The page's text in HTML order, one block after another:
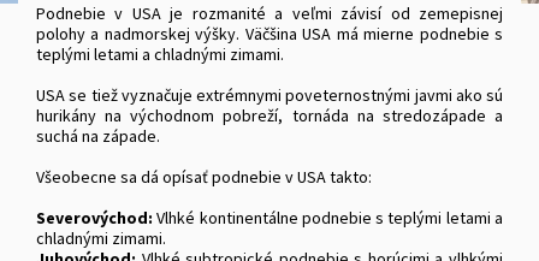
Podnebie v USA je rozmanité a veľmi závisí od zemepisnej
polohy a nadmorskej výšky. Väčšina USA má mierne podnebie s
teplými letami a chladnými zimami.
USA se tiež vyznačuje extrémnymi poveternostnými javmi ako sú
hurikány na východnom pobreží, tornáda na stredozápade a
suchá na západe.
Všeobecne sa dá opísať podnebie v USA takto:
Severovýchod:Vlhké kontinentálne podnebie s teplými letami a
chladnými zimami.